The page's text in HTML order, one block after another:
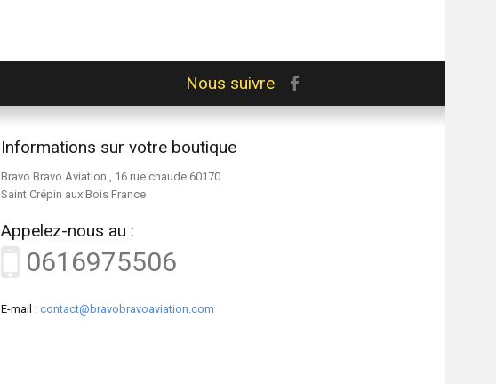
Nous suivre
Informations sur votre boutique
Bravo Bravo Aviation , 16 rue chaude 60170
Saint Crépin aux Bois France
Appelez-nous au :
0616975506
E-mail : contact@bravobravoaviation.com